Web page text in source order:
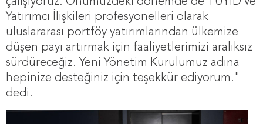
Yatırımcı İlişkileri profesyonelleri olarak
uluslararası portföy yatırımlarından ülkemize
düşen payı artırmak için faaliyetlerimizi aralıksız
sürdüreceğiz. Yeni Yönetim Kurulumuz adına
hepinize desteğiniz için teşekkür ediyorum."
dedi.